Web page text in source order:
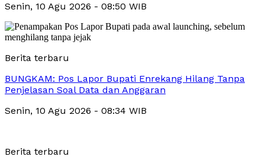
Senin, 10 Agu 2026 - 08:50 WIB
Berita terbaru
BUNGKAM: Pos Lapor Bupati Enrekang Hilang Tanpa
Penjelasan Soal Data dan Anggaran
Senin, 10 Agu 2026 - 08:34 WIB
Berita terbaru